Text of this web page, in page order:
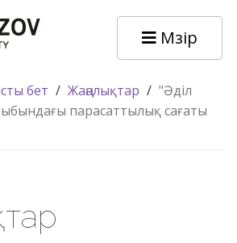
Мәзір
бет / Жаңалықтар / "Әділ
парасаттылық сағаты